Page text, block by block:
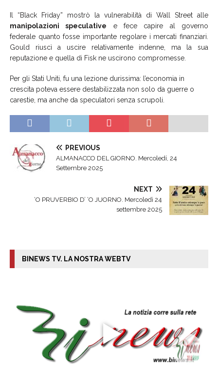
Il “Black Friday” mostrò la vulnerabilità di Wall Street alle
manipolazioni speculative e fece capire al governo
federale quanto fosse importante regolare i mercati finanziari.
Gould riuscì a uscire relativamente indenne, ma la sua
reputazione e quella di Fisk ne uscirono compromesse.
Per gli Stati Uniti, fu una lezione durissima: l’economia in
crescita poteva essere destabilizzata non solo da guerre o
carestie, ma anche da speculatori senza scrupoli.
PREVIOUS
ALMANACCO DEL GIORNO. Mercoledí, 24
Settembre 2025
NEXT
‘O PRUVERBIO D’ ‘O JUORNO. Mercoledì 24
settembre 2025
BINEWS TV. LA NOSTRA WEBTV